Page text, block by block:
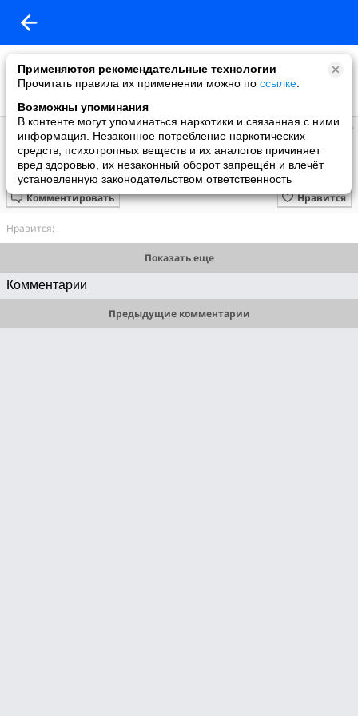
Применяются рекомендательные технологии
Прочитать правила их применении можно по ссылке
Возможны упоминания
В контенте могут упоминаться наркотики и связанная с ними
информация. Незаконное потребление наркотических
средств, психотропных веществ и их аналогов причиняет
вред здоровью, их незаконный оборот запрещён и влечёт
установленную законодательством ответственность
Федор
добавил видео
15.01.2010
вот это обогнал
Нравится
Комментировать
Нравится:
Показать еще
Комментарии
Предыдущие комментарии